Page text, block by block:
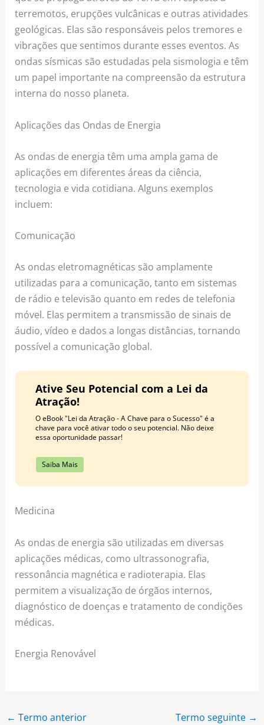
terremotos, erupções vulcânicas e outras atividades
geológicas. Elas são responsáveis pelos tremores e
vibrações que sentimos durante esses eventos. As
ondas sísmicas são estudadas pela sismologia e têm
um papel importante na compreensão da estrutura
interna do nosso planeta.
Aplicações das Ondas de Energia
As ondas de energia têm uma ampla gama de
aplicações em diferentes áreas da ciência,
tecnologia e vida cotidiana. Alguns exemplos
incluem:
Comunicação
As ondas eletromagnéticas são amplamente
utilizadas para a comunicação, tanto em sistemas
de rádio e televisão quanto em redes de telefonia
móvel. Elas permitem a transmissão de sinais de
áudio, vídeo e dados a longas distâncias, tornando
possível a comunicação global.
Ative Seu Potencial com a Lei da
Atração!
O eBook "Lei da Atração - A Chave para o Sucesso" é a
chave para você ativar todo o seu potencial. Não deixe
essa oportunidade passar!
Saiba Mais
Medicina
As ondas de energia são utilizadas em diversas
aplicações médicas, como ultrassonografia,
ressonância magnética e radioterapia. Elas
permitem a visualização de órgãos internos,
diagnóstico de doenças e tratamento de condições
médicas.
Energia Renovável
← Termo anterior Termo seguinte →